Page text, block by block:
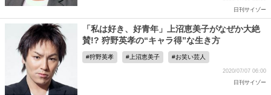
日刊サイゾー
「私は好き、好青年」上沼恵美子がなぜか大絶
賛!? 狩野英孝の“キャラ得”な生き方
狩野英孝 上沼恵美子 お笑い芸人
2020/07/07 06:00
日刊サイゾー